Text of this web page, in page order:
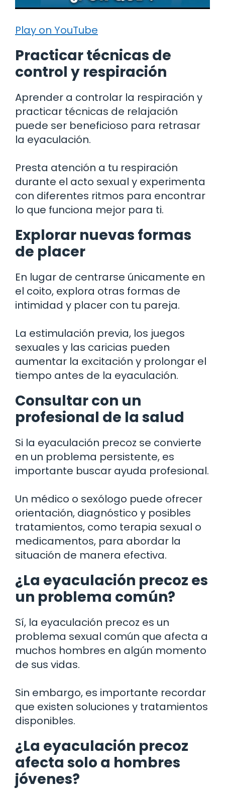
Play on YouTube
Practicar técnicas de
control y respiración
Aprender a controlar la respiración y
practicar técnicas de relajación
puede ser beneficioso para retrasar
la eyaculación.
Presta atención a tu respiración
durante el acto sexual y experimenta
con diferentes ritmos para encontrar
lo que funciona mejor para ti.
Explorar nuevas formas
de placer
En lugar de centrarse únicamente en
el coito, explora otras formas de
intimidad y placer con tu pareja.
La estimulación previa, los juegos
sexuales y las caricias pueden
aumentar la excitación y prolongar el
tiempo antes de la eyaculación.
Consultar con un
profesional de la salud
Si la eyaculación precoz se convierte
en un problema persistente, es
importante buscar ayuda profesional.
Un médico o sexólogo puede ofrecer
orientación, diagnóstico y posibles
tratamientos, como terapia sexual o
medicamentos, para abordar la
situación de manera efectiva.
¿La eyaculación precoz es
un problema común?
Sí, la eyaculación precoz es un
problema sexual común que afecta a
muchos hombres en algún momento
de sus vidas.
Sin embargo, es importante recordar
que existen soluciones y tratamientos
disponibles.
¿La eyaculación precoz
afecta solo a hombres
jóvenes?